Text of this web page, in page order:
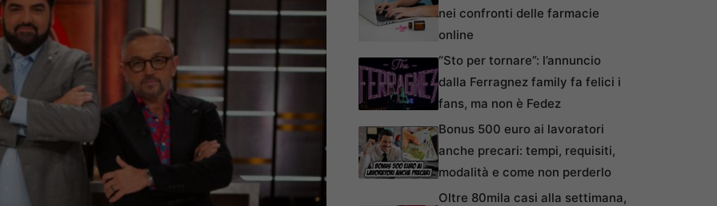
nei confronti delle farmacie
online
“Sto per tornare”: l’annuncio
dalla Ferragnez family fa felici i
fans, ma non è Fedez
Bonus 500 euro ai lavoratori
anche precari: tempi, requisiti,
modalità e come non perderlo
Oltre 80mila casi alla settimana,